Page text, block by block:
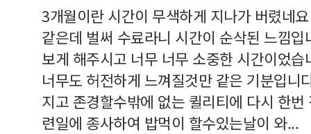
3개월이란 시간이 무색하게 지나가 버렸네
같은데 벌써 수료라니 시간이 순삭된 느낌
보게 해주시고 너무 너무 소중한 시간이었
너무도 허전하게 느껴질것만 같은 기분입니
지고 존경할수밖에 없는 퀼리티에 다시 한
련일에 종사하여 밥먹이 할수있는날이 와...